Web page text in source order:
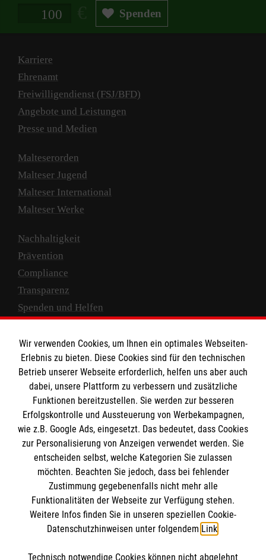
Spendenbetrag in Euro Spenden
Karriere
Ehrenamt
Freiwilligendienst (FSJ/BFD)
Angebote und Leistungen
Presse und Medien
Malteserorden
Malteser Jugend
Malteser International
Malteser Werke
Nachhaltigkeit
Prävention
Compliance
Transparenz
Spenden und Helfen
Empfänger: Malteser Hilfsdienst e.V.
IBAN: DE10 3706 0120 1201 2000 12
BIC: GENODED 1PA7
Newsletter abonnieren
Wir verwenden Cookies, um Ihnen ein optimales Webseiten-
Erlebnis zu bieten. Diese Cookies sind für den technischen
Betrieb unserer Webseite erforderlich, helfen uns aber auch
dabei, unsere Plattform zu verbessern und zusätzliche
Funktionen bereitzustellen. Sie werden zur besseren
Erfolgskontrolle und Aussteuerung von Werbekampagnen,
wie z.B. Google Ads, eingesetzt. Das bedeutet, dass Cookies
zur Personalisierung von Anzeigen verwendet werden. Sie
entscheiden selbst, welche Kategorien Sie zulassen
möchten. Beachten Sie jedoch, dass bei fehlender
Zustimmung gegebenenfalls nicht mehr alle
Funktionalitäten der Webseite zur Verfügung stehen.
Weitere Infos finden Sie in unseren speziellen Cookie-
Datenschutzhinweisen unter folgendem Link.
Technisch notwendige Cookies können nicht abgelehnt